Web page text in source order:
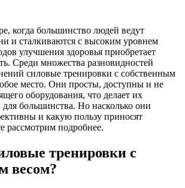
когда большинство людей ведут
и сталкиваются с высоким уровнем
улучшения здоровья приобретает
Среди множества разновидностей
силовые тренировки с собственным
место. Они просты, доступны и не
оборудования, что делает их
большинства. Но насколько они
и какую пользу приносят
рассмотрим подробнее.
тренировки с
весом?